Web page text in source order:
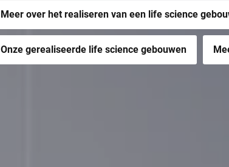
Meer over het realiseren van een life science
Onze gerealiseerde life science gebouwen